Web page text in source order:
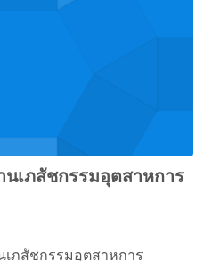
นเภสัชกรรมอุตสาหการ
เภสัชกรรมอุตสาหการ